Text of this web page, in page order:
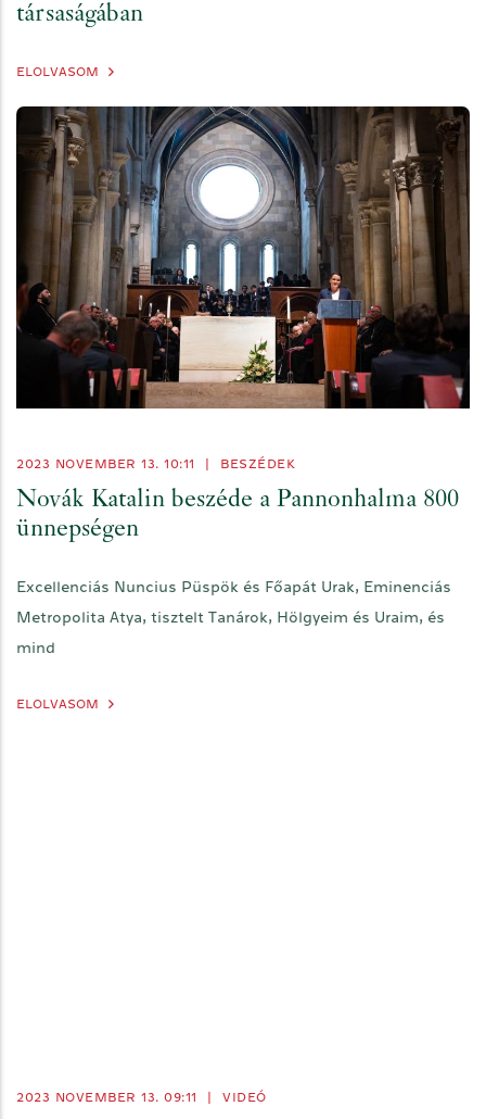
társaságában
ELOLVASOM
2023 NOVEMBER 13. 10:11 BESZÉDEK
Novák Katalin beszéde a Pannonhalma 800
ünnepségen
Excellenciás Nuncius Püspök és Főapát Urak, Eminenciás
Metropolita Atya, tisztelt Tanárok, Hölgyeim és Uraim, és
mind
ELOLVASOM
2023 NOVEMBER 13. 09:11 VIDEÓ